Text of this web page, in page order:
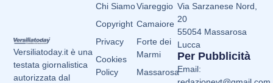
Versiliatoday.it è una
testata giornalistica
autorizzata dal
Viareggio
Camaiore
Forte dei
Marmi
Massarosa
Chi Siamo
Copyright
Privacy
Cookies
Policy
Via Sarzanese Nord,
20
55054 Massarosa
Lucca
Per Pubblicità
Email: